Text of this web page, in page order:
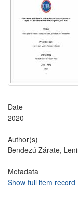
Date
2020
Author(s)
Bendezú Zárate,
Metadata
Show full item record